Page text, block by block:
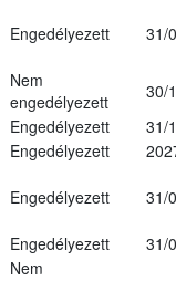
Engedélyezett 31/
Nem
engedélyezett
30/
Engedélyezett
31/
Engedélyezett
Engedélyezett 31/
Engedélyezett
31/
Nem